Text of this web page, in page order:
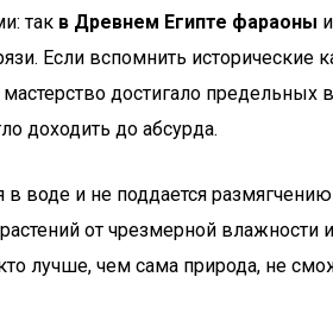
так в Древнем Египте фараоны
Если вспомнить
достигало предельных
доходить до абсурда.
в воде и не поддается
от чрезмерной
лучше, чем сама природа, не